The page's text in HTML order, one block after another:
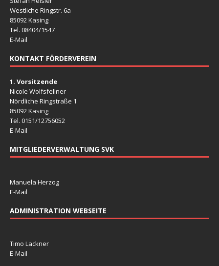
Westliche Ringstr. 6a
85092 Kasing
Tel. 08404/1547
E-Mail
KONTAKT FÖRDERVEREIN
1. Vorsitzende
Nicole Wolfsfellner
Nördliche Ringstraße 1
85092 Kasing
Tel. 0151/12756052
E-Mail
MITGLIEDERVERWALTUNG SVK
Manuela Herzog
E-Mail
ADMINISTRATION WEBSEITE
Timo Lackner
E-Mail